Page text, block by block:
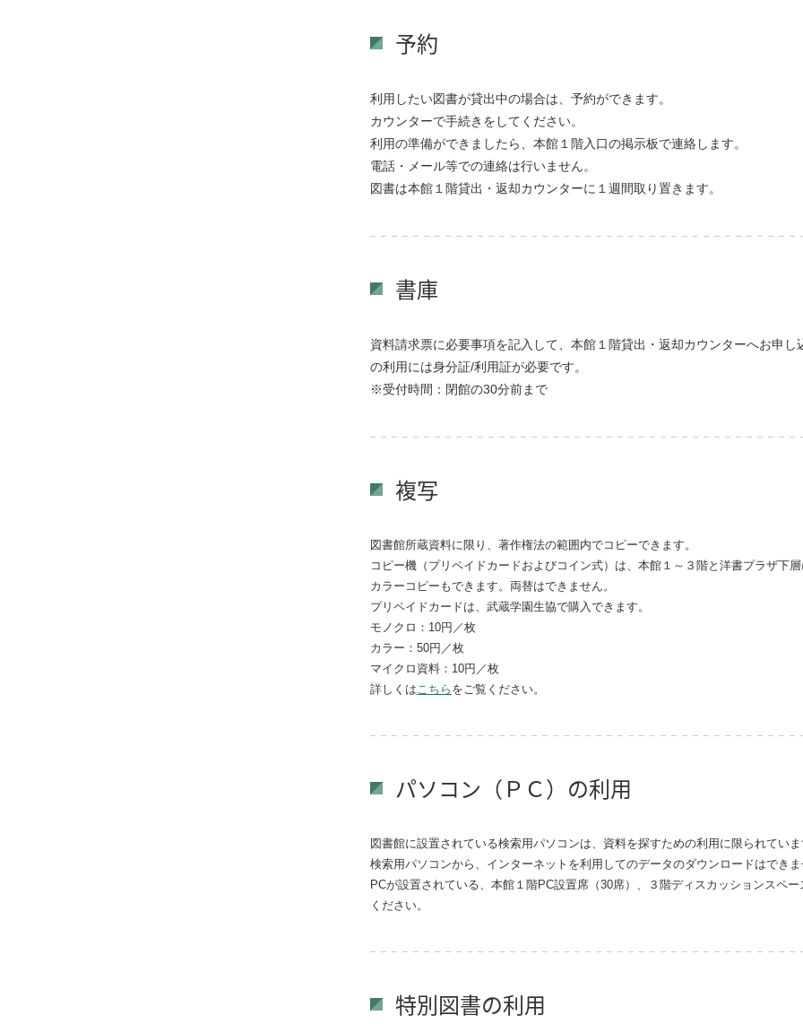
予約
利用したい図書が貸出中の場合は、予約ができます。
カウンターで手続きをしてください。
利用の準備ができましたら、本館１階入口の掲示板で連絡します。
電話・メール等での連絡は行いません。
図書は本館１階貸出・返却カウンターに１週間取り置きます。
書庫
資料請求票に必要事項を記入して、本館１階貸出・返却カウンターへお申
の利用には身分証/利用証が必要です。
※受付時間：閉館の30分前まで
複写
図書館所蔵資料に限り、著作権法の範囲内でコピーできます。
コピー機（プリペイドカードおよびコイン式）は、本館１～３階と洋書プラザ下
カラーコピーもできます。両替はできません。
プリペイドカードは、武蔵学園生協で購入できます。
モノクロ：10円／枚
カラー：50円／枚
マイクロ資料：10円／枚
詳しくはこちら をご覧ください。
パソコン（ＰＣ）の利用
図書館に設置されている検索用パソコンは、資料を探すための利用に限られてい
検索用パソコンから、インターネットを利用してのデータのダウンロードはでき
PCが設置されている、本館１階PC設置席（30席）、３階ディスカッションスペ
ください。
特別図書の利用